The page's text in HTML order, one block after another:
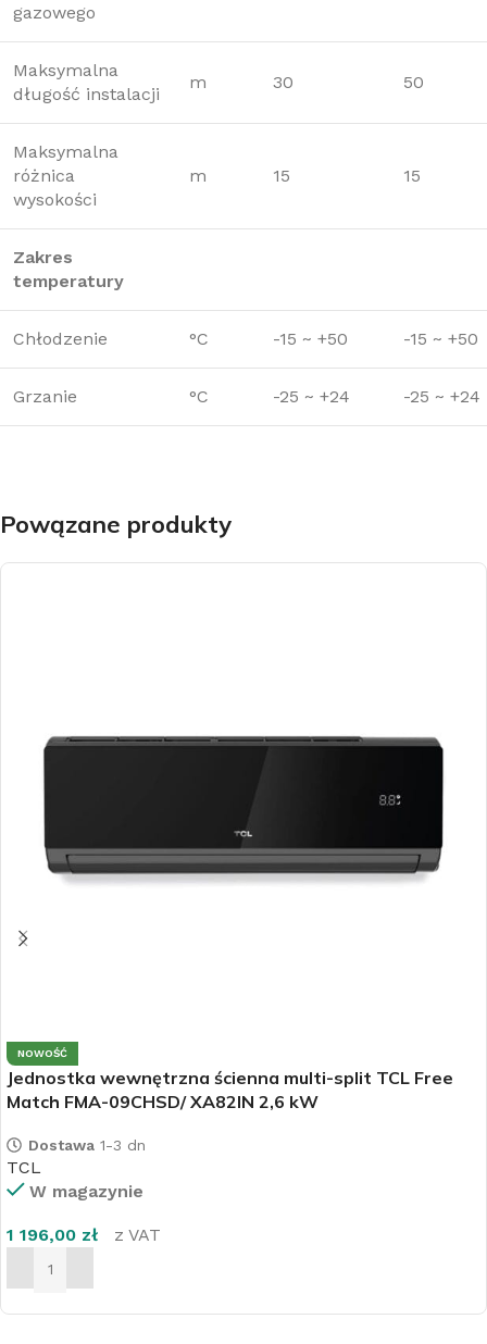
gazowego
Maksymalna
długość instalacji
m 30 50
Maksymalna
różnica
wysokości
m 15 15
Zakres
temperatury
Chłodzenie °C -15 ~ +50 -15 ~ +50
Grzanie °C -25 ~ +24 -25 ~ +24
Powązane produkty
NOWOŚĆ
Jednostka wewnętrzna ścienna multi-split TCL Free
Match FMA-09CHSD/ XA82IN 2,6 kW
Dostawa 1-3 dn
TCL
W magazynie
1 196,00 zł z VAT
DODAJ DO KOSZYKA